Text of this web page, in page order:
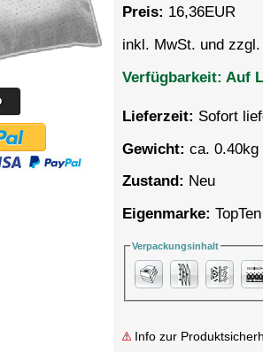
Preis: 16,36EUR
inkl. MwSt. und
Verfügbarkeit: Auf
Lieferzeit: Sofort
Gewicht: ca. 0.40kg
Zustand: Neu
Eigenmarke: TopTen
Verpackungsinhalt
Info zur